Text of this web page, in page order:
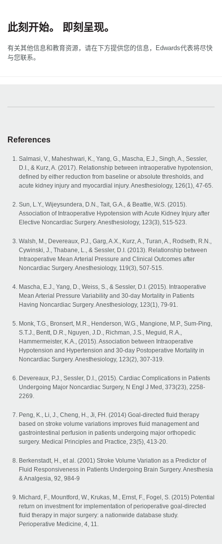
此刻开始。 即刻呈现。
有关其他信息和教育资源，请在下方提供您的信息，Edwards代表将尽快
与您联系。
References
Salmasi, V., Maheshwari, K., Yang, G., Mascha, E.J., Singh, A., Sessler,
D.I., & Kurz, A. (2017). Relationship between intraoperative hypotension,
defined by either reduction from baseline or absolute thresholds, and
acute kidney injury and myocardial injury. Anesthesiology, 126(1), 47-65.
Sun, L.Y., Wijeysundera, D.N., Tait, G.A., & Beattie, W.S. (2015).
Association of Intraoperative Hypotension with Acute Kidney Injury after
Elective Noncardiac Surgery. Anesthesiology, 123(3), 515-523.
Walsh, M., Devereaux, P.J., Garg, A.X., Kurz, A., Turan, A., Rodseth, R.N.,
Cywinski, J., Thabane, L., & Sessler, D.I. (2013). Relationship between
Intraoperative Mean Arterial Pressure and Clinical Outcomes after
Noncardiac Surgery. Anesthesiology, 119(3), 507-515.
Mascha, E.J., Yang, D., Weiss, S., & Sessler, D.I. (2015). Intraoperative
Mean Arterial Pressure Variability and 30-day Mortality in Patients
Having Noncardiac Surgery. Anesthesiology, 123(1), 79-91.
Monk, T.G., Bronsert, M.R., Henderson, W.G., Mangione, M.P., Sum-Ping,
S.T.J., Bentt, D.R., Nguyen, J.D., Richman, J.S., Meguid, R.A.,
Hammermeister, K.A., (2015). Association between Intraoperative
Hypotension and Hypertension and 30-day Postoperative Mortality in
Noncardiac Surgery. Anesthesiology, 123(2), 307-319.
Devereaux, P.J., Sessler, D.I., (2015). Cardiac Complications in Patients
Undergoing Major Noncardiac Surgery, N Engl J Med, 373(23), 2258-
2269.
Peng, K., Li, J., Cheng, H., Ji, FH. (2014) Goal-directed fluid therapy
based on stroke volume variations improves fluid management and
gastrointestinal perfusion in patients undergoing major orthopedic
surgery. Medical Principles and Practice, 23(5), 413-20.
Berkenstadt, H., et al. (2001) Stroke Volume Variation as a Predictor of
Fluid Responsiveness in Patients Undergoing Brain Surgery. Anesthesia
& Analgesia, 92, 984-9
Michard, F., Mountford, W., Krukas, M., Ernst, F., Fogel, S. (2015) Potential
return on investment for implementation of perioperative goal-directed
fluid therapy in major surgery: a nationwide database study.
Perioperative Medicine, 4, 11.